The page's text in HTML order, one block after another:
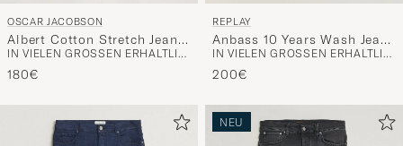
OSCAR JACOBSON
Albert Cotton Stretch Jeans
Vintage Wash
IN VIELEN GRÖSSEN ERHÄLTLICH
180€
REPLAY
Anbass 10 Years Wash Jeans
Medium Blue
IN VIELEN GRÖSSEN ERHÄLTLICH
200€
NEU